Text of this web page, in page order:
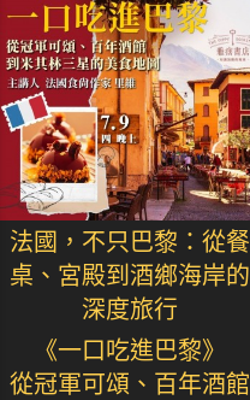
法國，不只巴黎：從餐
桌、宮殿到酒鄉海岸的
深度旅行
《一口吃進巴黎》
從冠軍可頌、百年酒館